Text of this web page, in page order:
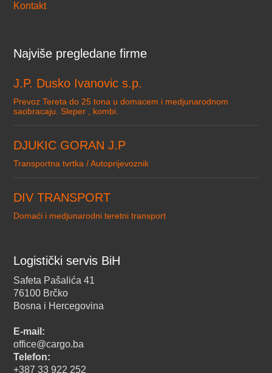
Kontakt
Najviše pregledane firme
J.P. Dusko Ivanovic s.p.
Prevoz Tereta do 25 tona u domacem i medjunarodnom
saobracaju. Sleper , kombi.
DJUKIC GORAN J.P
Transportna tvrtka / Autoprijevoznik
DIV TRANSPORT
Domaći i medjunarodni teretni transport
Logistički servis BiH
Safeta Pašalića 41
76100 Brčko
Bosna i Hercegovina
E-mail:
office@cargo.ba
Telefon:
+387 33 922 252